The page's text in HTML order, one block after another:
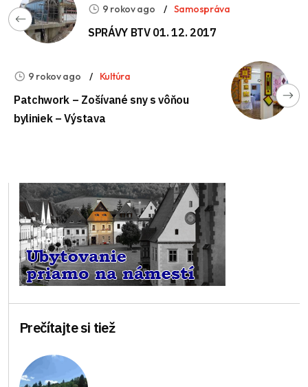
9 rokov ago Samospráva
SPRÁVY BTV 01. 12. 2017
9 rokov ago Kultúra
Patchwork – Zošívané sny s vôňou
byliniek – Výstava
Prečítajte si tiež